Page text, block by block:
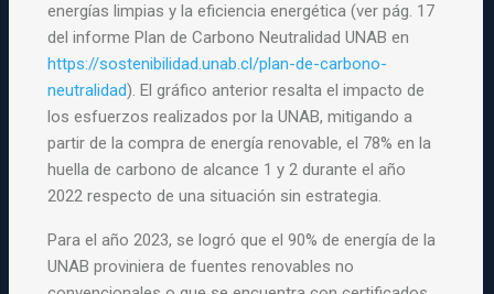
energías limpias y la eficiencia energética (ver pág. 17
del informe Plan de Carbono Neutralidad UNAB en
https://sostenibilidad.unab.cl/plan-de-carbono-
neutralidad). El gráfico anterior resalta el impacto de
los esfuerzos realizados por la UNAB, mitigando a
partir de la compra de energía renovable, el 78% en la
huella de carbono de alcance 1 y 2 durante el año
2022 respecto de una situación sin estrategia.
Para el año 2023, se logró que el 90% de energía de la
UNAB proviniera de fuentes renovables no